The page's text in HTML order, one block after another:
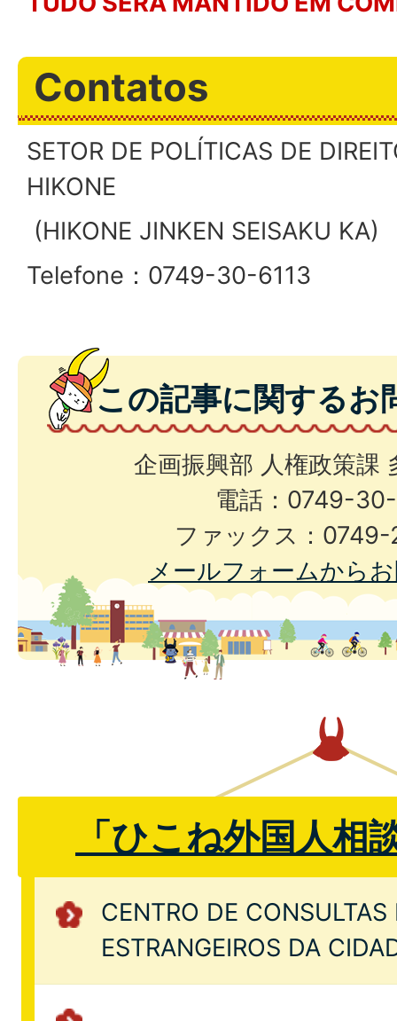
Contatos
SETOR DE POLÍTICAS DE
HIKONE
(HIKONE JINKEN SEISAKU KA)
Telefone：0749-30-6113
この記事に関するお
企画振興部 人権政策課
電話：0749-
ファックス：
メールフォームから
「ひこね外国人相
CENTRO DE CONSULTAS
ESTRANGEIROS DA